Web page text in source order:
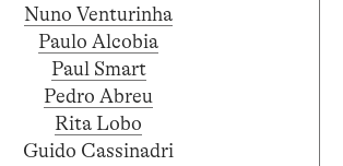
Nuno Venturinha
Paulo Alcobia
Paul Smart
Pedro Abreu
Rita Lobo
Guido Cassinadri